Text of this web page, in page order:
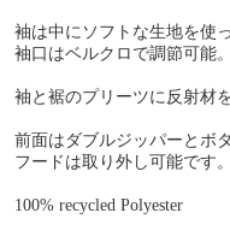
袖は中にソフトな生地を使
袖口はベルクロで調節可能。
袖と裾のプリーツに反射材を
前面はダブルジッパーとボ
フードは取り外し可能です。
100% recycled Polyester